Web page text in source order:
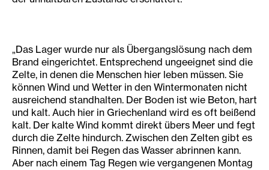
„Das Lager wurde nur als Übergangslösung nach dem
Brand eingerichtet. Entsprechend ungeeignet sind die
Zelte, in denen die Menschen hier leben müssen. Sie
können Wind und Wetter in den Wintermonaten nicht
ausreichend standhalten. Der Boden ist wie Beton, hart
und kalt. Auch hier in Griechenland wird es oft beißend
kalt. Der kalte Wind kommt direkt übers Meer und fegt
durch die Zelte hindurch. Zwischen den Zelten gibt es
Rinnen, damit bei Regen das Wasser abrinnen kann.
Aber nach einem Tag Regen wie vergangenen Montag